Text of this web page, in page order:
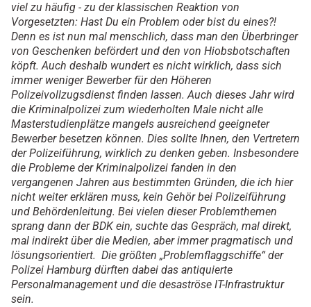
viel zu häufig - zu der klassischen Reaktion von
Vorgesetzten: Hast Du ein Problem oder bist du eines?!
Denn es ist nun mal menschlich, dass man den Überbringer
von Geschenken befördert und den von Hiobsbotschaften
köpft. Auch deshalb wundert es nicht wirklich, dass sich
immer weniger Bewerber für den Höheren
Polizeivollzugsdienst finden lassen. Auch dieses Jahr wird
die Kriminalpolizei zum wiederholten Male nicht alle
Masterstudienplätze mangels ausreichend geeigneter
Bewerber besetzen können. Dies sollte Ihnen, den Vertretern
der Polizeiführung, wirklich zu denken geben. Insbesondere
die Probleme der Kriminalpolizei fanden in den
vergangenen Jahren aus bestimmten Gründen, die ich hier
nicht weiter erklären muss, kein Gehör bei Polizeiführung
und Behördenleitung. Bei vielen dieser Problemthemen
sprang dann der BDK ein, suchte das Gespräch, mal direkt,
mal indirekt über die Medien, aber immer pragmatisch und
lösungsorientiert. Die größten „Problemflaggschiffe“ der
Polizei Hamburg dürften dabei das antiquierte
Personalmanagement und die desaströse IT-Infrastruktur
sein.